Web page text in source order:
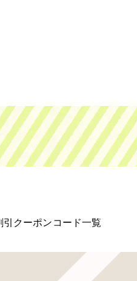
引クーポンコード一覧